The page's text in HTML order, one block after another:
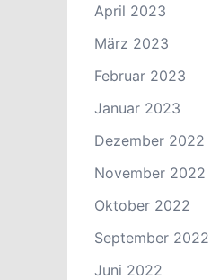
April 2023
März 2023
Februar 2023
Januar 2023
Dezember 2022
November 2022
Oktober 2022
September 2022
Juni 2022